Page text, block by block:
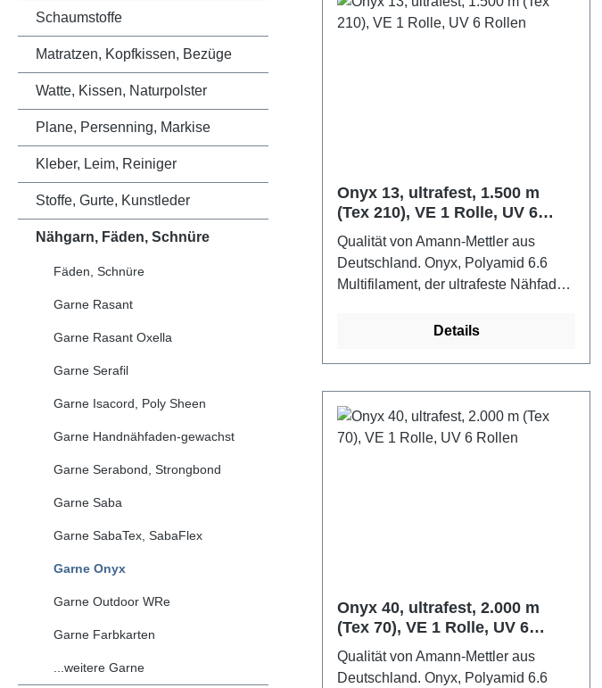
Schaumstoffe
Matratzen, Kopfkissen, Bezüge
Watte, Kissen, Naturpolster
Plane, Persenning, Markise
Kleber, Leim, Reiniger
Stoffe, Gurte, Kunstleder
Nähgarn, Fäden, Schnüre
Fäden, Schnüre
Garne Rasant
Garne Rasant Oxella
Garne Serafil
Garne Isacord, Poly Sheen
Garne Handnähfaden-gewachst
Garne Serabond, Strongbond
Garne Saba
Garne SabaTex, SabaFlex
Garne Onyx
Garne Outdoor WRe
Garne Farbkarten
...weitere Garne
Onyx 13, ultrafest, 1.500 m
(Tex 210), VE 1 Rolle, UV 6
Rollen
Qualität von Amann-Mettler aus
Deutschland. Onyx, Polyamid 6.6
Multifilament, der ultrafeste Nähfaden
und Absteppnähterobust,
13 Einsatzgebiete: Nadelstärke 160-
200 Nm (23-25), Ziernähte bei
Schuschäften, Taschen, Koffern,
Details
Onyx 40, ultrafest, 2.000 m
(Tex 70), VE 1 Rolle, UV 6
Rollen
Qualität von Amann-Mettler aus
Deutschland. Onyx, Polyamid 6.6